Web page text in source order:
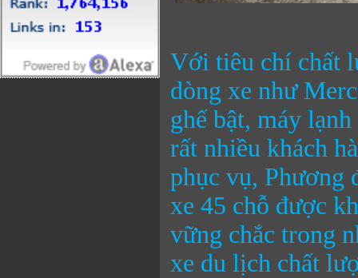
Với tiêu chí chất
dòng xe như
ghế bật, máy
rất nhiều khách
phục vụ, Phương
xe 45 chỗ được
vững chắc trong
xe du lịch chất